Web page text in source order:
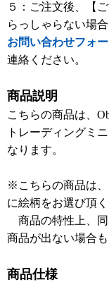
５：ご注文後、【
らっしゃらない場合
お問い合わせフォ
連絡ください。
商品説明
こちらの商品は、
トレーディングミ
なります。
※こちらの商品は
に絵柄をお選び頂
商品の特性上、同
商品が出ない場合も
商品仕様